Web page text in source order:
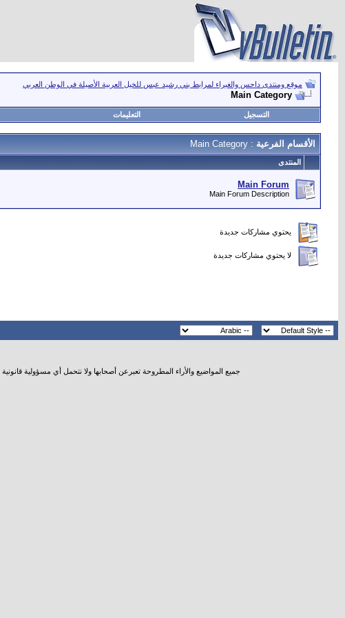
موقع ومنتدى داحس والغبراء لمرابط بني رشيد عبس للخيل العربية الأصيلة في الوطن العربي
Main Category
التسجيل التعليمات
الأقسام الفرعية : Main Category
المنتدى
Main Forum
Main Forum Description
يحتوي مشاركات جديدة
لا يحتوي مشاركات جديدة
جميع المواضيع والأراء المطروحة تعبرعن أصحابها ولا نتحمل أي مسؤولية